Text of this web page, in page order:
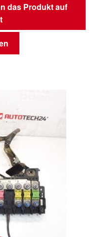
das Produkt auf